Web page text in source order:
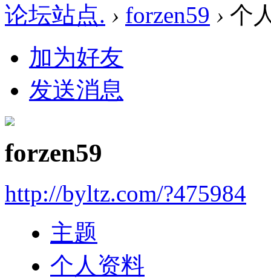
论坛站点. › forzen59 › 个
加为好友
发送消息
forzen59
http://byltz.com/?475984
主题
个人资料